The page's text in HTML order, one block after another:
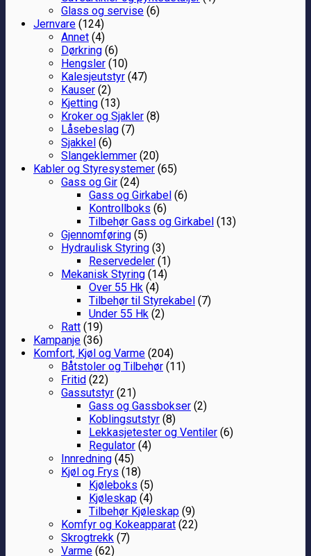
Glass og servise (6)
Jernvare (124)
Annet (4)
Dørkring (6)
Hengsler (10)
Kalesjeutstyr (47)
Kauser (2)
Kjetting (13)
Kroker og Sjakler (8)
Låsebeslag (7)
Sjakkel (6)
Slangeklemmer (20)
Kabler og Styresystemer (65)
Gass og Gir (24)
Gass og Girkabel (6)
Kontrollboks (6)
Tilbehør Gass og Girkabel (13)
Gjennomføring (5)
Hydraulisk Styring (3)
Reservedeler (1)
Mekanisk Styring (14)
Over 55 Hk (4)
Tilbehør til Styrekabel (7)
Under 55 Hk (2)
Ratt (19)
Kampanje (36)
Komfort, Kjøl og Varme (204)
Båtstoler og Tilbehør (11)
Fritid (22)
Gassutstyr (21)
Gass og Gassbokser (2)
Koblingsutstyr (8)
Lekkasjetester og Ventiler (6)
Regulator (4)
Innredning (45)
Kjøl og Frys (18)
Kjøleboks (5)
Kjøleskap (4)
Tilbehør Kjøleskap (9)
Komfyr og Kokeapparat (22)
Skrogtrekk (7)
Varme (62)